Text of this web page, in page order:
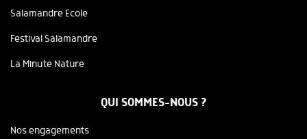
Salamandre Ecole
Festival Salamandre
La Minute Nature
QUI SOMMES-NOUS ?
Nos engagements